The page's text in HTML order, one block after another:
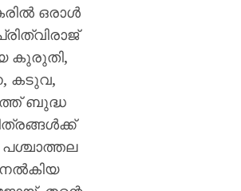
ഒരാൾ
കുരുതി,
കടുവ,
ബുദ്ധ